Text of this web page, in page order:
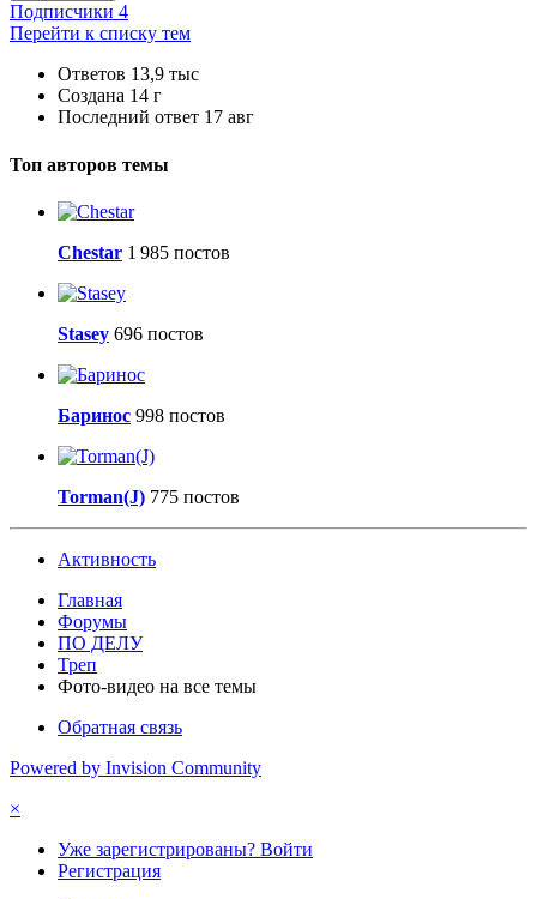
Подписчики 4
Перейти к списку тем
Ответов 13,9 тыс
Создана 14 г
Последний ответ 17 авг
Топ авторов темы
Сhestar 1 985 постов
Stasey 696 постов
Баринос 998 постов
Torman(J) 775 постов
Активность
Главная
Форумы
ПО ДЕЛУ
Треп
Фото-видео на все темы
Обратная связь
Powered by Invision Community
×
Уже зарегистрированы? Войти
Регистрация